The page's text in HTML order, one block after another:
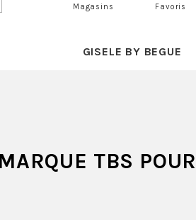
Magasins Favoris
GISELE BY BEGUE
TBS POUR